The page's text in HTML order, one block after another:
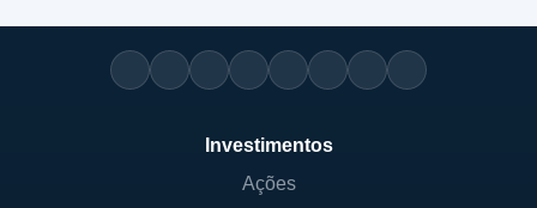
Investimentos
Ações